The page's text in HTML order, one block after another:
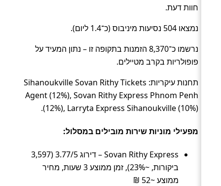
חוות דעת.
נמצאו 504 נסיעות מיניבוס (כ־1.4 ליום).
נרשמו כ־8,370 הזמנות בתקופה זו – נתון המעיד על
פופולריות בקרב מטיילים.
תחנות עיקריות: Sihanoukville Sovan Rithy Tickets
Agent (12%), Sovan Rithy Express Phnom Penh
(12%), Larryta Express Sihanoukville (10%).
מפעילי מוניות שירות מובילים במסלול:
Sovan Rithy Express – דירוג 3.77/5 (3,597
ביקורות, ~23%), זמן ממוצע 3 שעות, מחיר
ממוצע ~52 ₪